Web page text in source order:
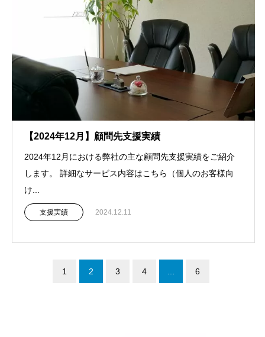
【2024年12月】顧問先支援実績
2024年12月における弊社の主な顧問先支援実績をご紹介
します。 詳細なサービス内容はこちら（個人のお客様向
け...
支援実績 2024.12.11
1 2 3 4 6